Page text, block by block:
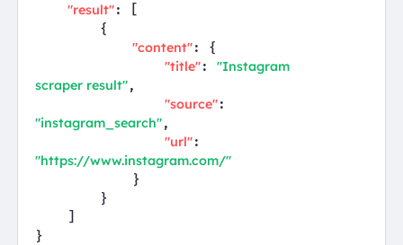
"result": [
"content": {
"title": "Instagram
scraper result",
"source"
"instagram_search",
"url"
"https://www.instagram.com/"
}